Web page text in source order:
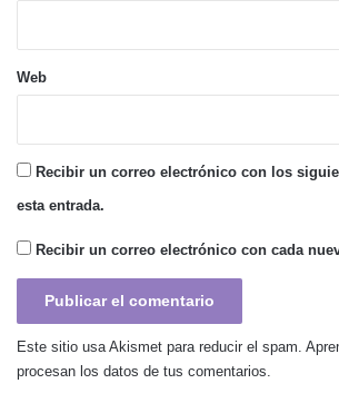
Web
Recibir un correo electrónico con los
esta entrada.
Recibir un correo electrónico con cada
Este sitio usa Akismet para reducir el spam.
procesan los datos de tus comentarios.